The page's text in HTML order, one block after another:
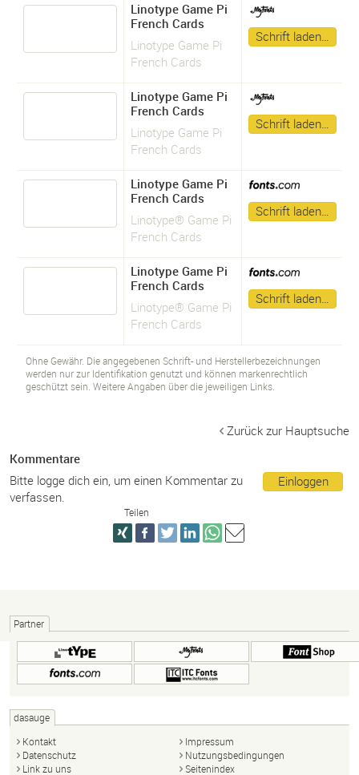
Linotype Game Pi
French Cards
Linotype Game Pi
French Cards
Schrift laden…
Linotype Game Pi
French Cards
Linotype Game Pi
French Cards
Schrift laden…
Linotype Game Pi
French Cards
Linotype® Game Pi
French Cards
Schrift laden…
Linotype Game Pi
French Cards
Linotype® Game Pi
French Cards
Schrift laden…
Ohne Gewähr. Die angegebenen Schrift- und Herstellerbezeichnungen
werden nur zur Identifikation genutzt und können markenrechtlich
geschützt sein. Weitere Angaben über die jeweiligen Links.
Zurück zur Hauptsuche
Kommentare
Einloggen
Bitte logge dich ein, um einen Kommentar zu
verfassen.
Teilen
Partner
dasauge
Kontakt
Impressum
Datenschutz
Nutzungsbedingungen
Link zu uns
Seitenindex